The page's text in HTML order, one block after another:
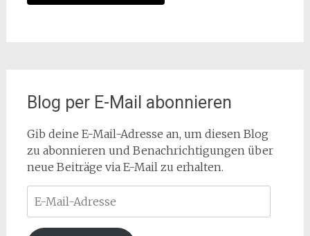
Blog per E-Mail abonnieren
Gib deine E-Mail-Adresse an, um diesen Blog
zu abonnieren und Benachrichtigungen über
neue Beiträge via E-Mail zu erhalten.
Mail-
Adresse